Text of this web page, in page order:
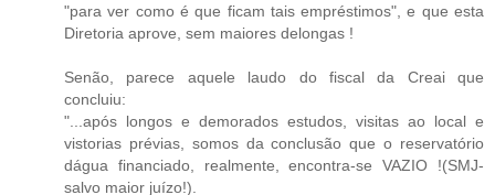
"para ver como é que ficam tais empréstimos", e que esta
Diretoria aprove, sem maiores delongas !
Senão, parece aquele laudo do fiscal da Creai que
concluiu:
"...após longos e demorados estudos, visitas ao local e
vistorias prévias, somos da conclusão que o reservatório
dágua financiado, realmente, encontra-se VAZIO !(SMJ-
salvo maior juízo!).